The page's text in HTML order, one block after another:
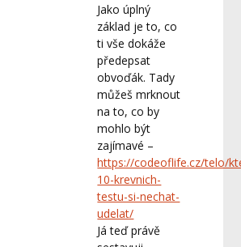
Jako úplný
základ je to, co
ti vše dokáže
předepsat
obvoďák. Tady
můžeš mrknout
na to, co by
mohlo být
zajímavé –
https://codeoflife.cz/telo/
10-krevnich-
testu-si-nechat-
udelat/
Já teď právě